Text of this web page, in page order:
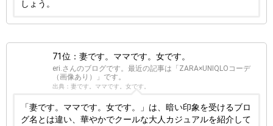
しょう。
71位：妻です。ママです。女です。
eri.さんのブログです。最近の記事は「ZARA×UNIQLOコーデ
（画像あり）」です。
出典：妻です。ママです。女です。
「妻です。ママです。女です。」は、暗い印象を受けるブロ
グ名とは違い、華やかでクールな大人カジュアルを紹介して